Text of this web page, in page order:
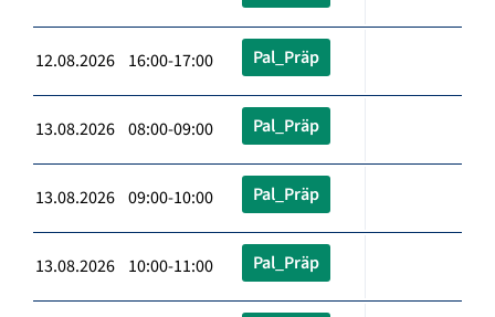
12.08.2026 16:00-17:00 Pal_Präp
13.08.2026 08:00-09:00 Pal_Präp
13.08.2026 09:00-10:00 Pal_Präp
13.08.2026 10:00-11:00 Pal_Präp